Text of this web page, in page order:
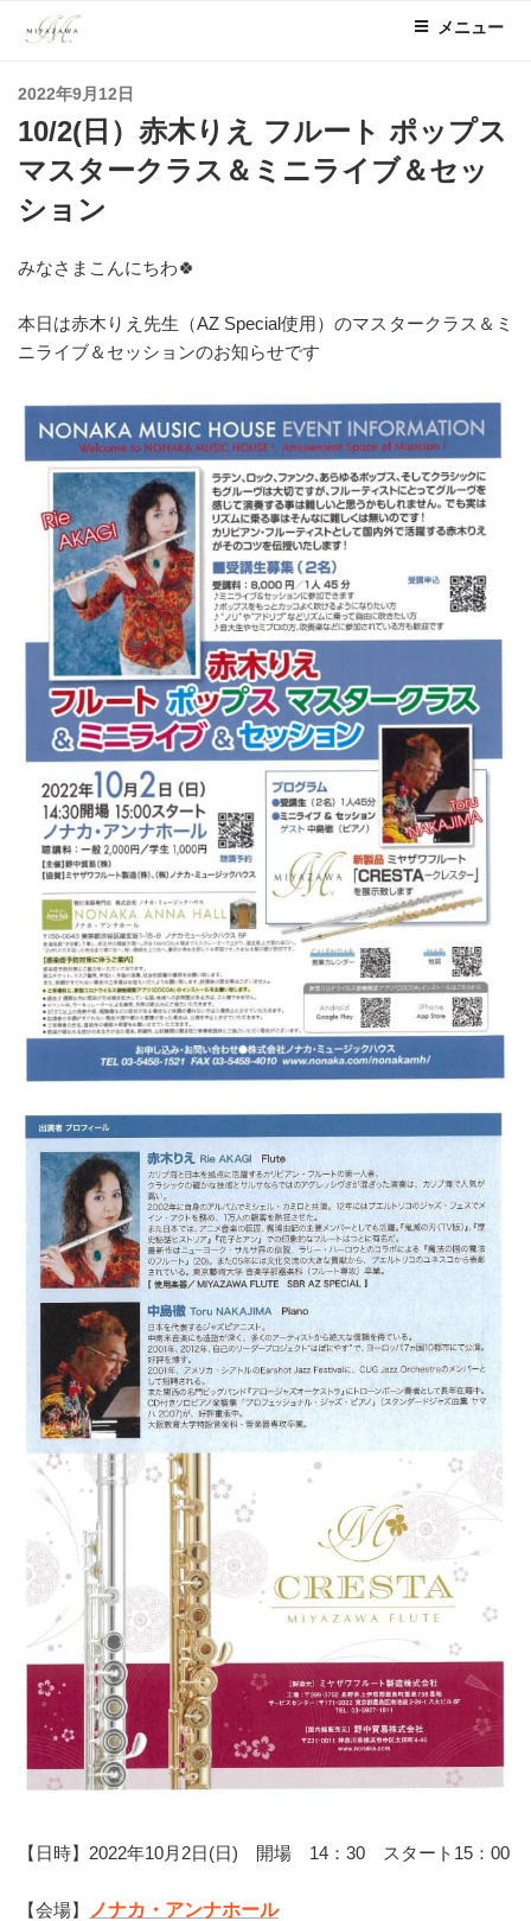
メニュー
投
稿
日:
2022年9月12日
10/2(日）赤木りえ フルート ポップス
マスタークラス＆ミニライブ＆セッ
ション
みなさまこんにちわ🍀
本日は赤木りえ先生（AZ Special使用）のマスタークラス＆ミ
ニライブ＆セッションのお知らせです
【日時】2022年10月2日(日) 開場 14：30 スタート15：00
【会場】 ノナカ・アンナホール